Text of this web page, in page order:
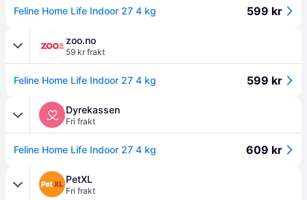
Feline Home Life Indoor 27 4 kg 599 kr
zoo.no
59 kr frakt
Feline Home Life Indoor 27 4 kg 599 kr
Dyrekassen
Fri frakt
Feline Home Life Indoor 27 4 kg 609 kr
PetXL
Fri frakt